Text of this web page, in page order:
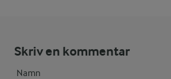
Skriv en kommentar
Namn